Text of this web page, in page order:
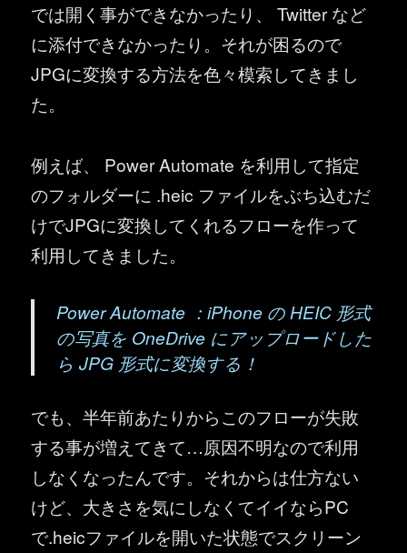
では開く事ができなかったり、 Twitter など
に添付できなかったり。それが困るので
JPGに変換する方法を色々模索してきまし
た。
例えば、 Power Automate を利用して指定
のフォルダーに .heic ファイルをぶち込むだ
けでJPGに変換してくれるフローを作って
利用してきました。
Power Automate ：iPhone の HEIC 形式
の写真を OneDrive にアップロードした
ら JPG 形式に変換する！
でも、半年前あたりからこのフローが失敗
する事が増えてきて…原因不明なので利用
しなくなったんです。それからは仕方ない
けど、大きさを気にしなくてイイならPC
で.heicファイルを開いた状態でスクリーン